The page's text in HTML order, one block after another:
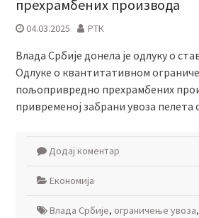
прехрамбених производа
04.03.2025 РТК
Влада Србије донела је одлуку о
Одлуке о квантитативном
пољопривредно прехрамбених
привременој забрани увоза пелета
Додај коментар
Економија
Влада Србије, ограничење увоза,